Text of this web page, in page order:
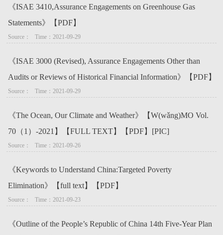
《ISAE 3410,Assurance Engagements on Greenhouse Gas
Statements》【PDF】
Source：   Time：2021-09-29
《ISAE 3000 (Revised), Assurance Engagements Other than
Audits or Reviews of Historical Financial Information》【PDF】
Source：   Time：2021-09-29
《The Ocean, Our Climate and Weather》【W(wǎng)MO Vol.
70（1）-2021】【FULL TEXT】【PDF】[PIC]
Source：   Time：2021-09-26
《Keywords to Understand China:Targeted Poverty
Elimination》【full text】【PDF】
Source：   Time：2021-09-23
《Outline of the People’s Republic of China 14th Five-Year Plan